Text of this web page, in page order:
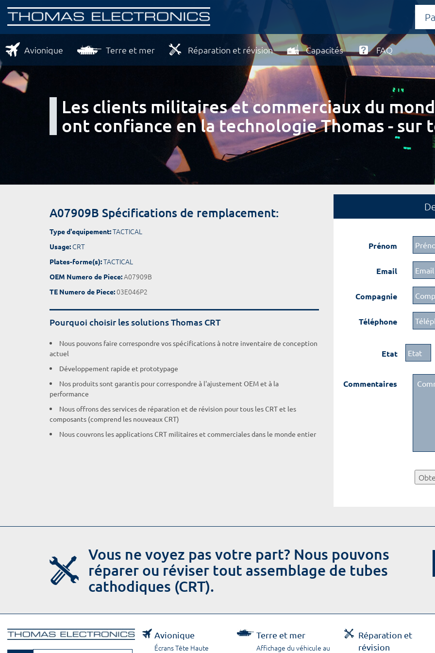
Avionique Terre et mer Réparation et révision Capacités FAQ
Les clients militaires et commerciaux du
ont confiance en la technologie Thomas - sur
A07909B Spécifications de remplacement:
Type d'equipement:TACTICAL
Usage: CRT
Plates-forme(s):TACTICAL
OEM Numero de Piece:A07909B
TE Numero de Piece:03E046P2
Pourquoi choisir les solutions Thomas CRT
Nous pouvons faire correspondre vos spécifications à notre inventaire de conception
actuel
Développement rapide et prototypage
Nos produits sont garantis pour correspondre à l'ajustement OEM et à la
performance
Nous offrons des services de réparation et de révision pour tous les CRT et les
composants (comprend les nouveaux CRT)
Nous couvrons les applications CRT militaires et commerciales dans le monde entier
Prénom
Email
Compagnie
Téléphone
Etat
Commentaires
Vous ne voyez pas votre part? Nous pouvons
réparer ou réviser tout assemblage de tubes
cathodiques (CRT).
Avionique
Écrans Tête Haute
Terre et mer
Affichage du véhicule au
Réparation et
révision